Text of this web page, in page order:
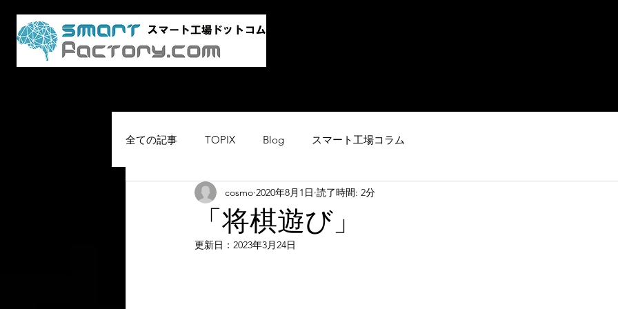
全ての記事 TOPIX Blog スマート工場コラム
「将棋遊び」
cosmo 2020年8月1日 読了時間: 2分
更新日： 2023年3月24日